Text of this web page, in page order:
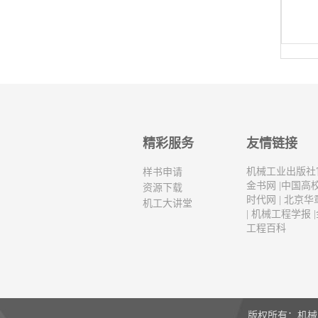
精彩服务
样书申请
资源下载
机工大讲堂
友情链接
机械工业出版
金书网
中国高
时代网
北京华
机械工程学报 |
工程百科
版权所有：机